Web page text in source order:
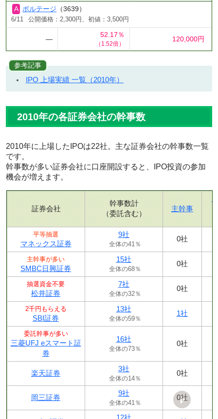
ボルテージ （3639）
6/11 公開価格：2,300円、初値：3,500円
―
52.17％
（1.52倍）
120,000円
参考記事
IPO 上場実績 一覧（2010年）
2010年の各証券会社の幹事数
2010年に上場したIPOは22社。主な証券会社の幹事数一覧
です。
幹事数が多い証券会社に口座開設すると、IPO投資の参加
機会が増えます。
証券会社
幹事数計
（委託含む）
主幹事
平等抽選
マネックス証券
9社
全体の41％
0社
主幹事が多い
SMBC日興証券
15社
全体の68％
0社
抽選資金不要
松井証券
7社
全体の32％
0社
2千円もらえる
SBI証券
13社
全体の59％
1社
委託幹事が多い
三菱UFJ eスマート証
券
16社
全体の73％
0社
楽天証券
3社
全体の14％
0社
岡三証券
9社
全体の41％
0社